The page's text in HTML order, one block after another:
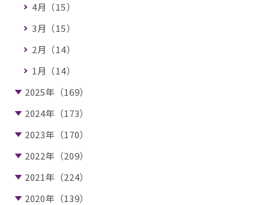
4月（15）
3月（15）
2月（14）
1月（14）
2025年（169）
2024年（173）
2023年（170）
2022年（209）
2021年（224）
2020年（139）